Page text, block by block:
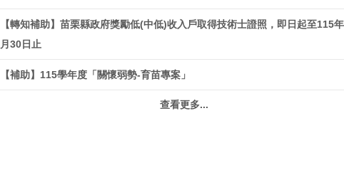
【轉知補助】苗栗縣政府獎勵低(中低)收入戶取得技術士證照，即日起至115
月30日止
【補助】115學年度「關懷弱勢-育苗專案」
查看更多...